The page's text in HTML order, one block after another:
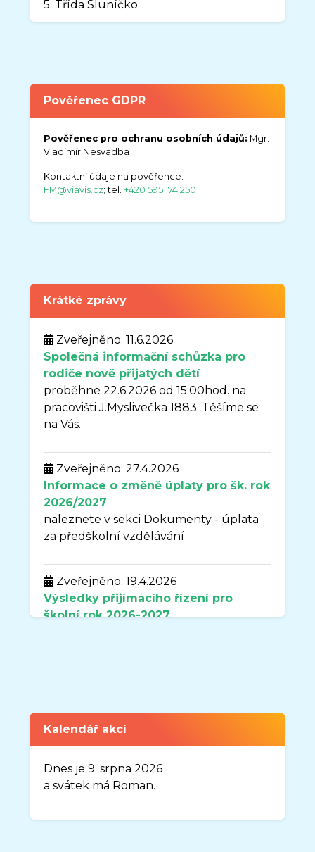
5. Třída Sluníčko
Pověřenec GDPR
Pověřenec pro ochranu osobních údajů: Mgr.
Vladimír Nesvadba
Kontaktní údaje na pověřence:
FM@viavis.cz; tel.+420 595 174 250
Krátké zprávy
Zveřejněno: 11.6.2026
Společná informační schůzka pro
rodiče nově přijatých dětí
proběhne 22.6.2026 od 15:00hod. na
pracovišti J.Myslivečka 1883. Těšíme se
na Vás.
Zveřejněno: 27.4.2026
Informace o změně úplaty pro šk. rok
2026/2027
naleznete v sekci Dokumenty - úplata
za předškolní vzdělávání
Zveřejněno: 19.4.2026
Výsledky přijímacího řízení pro
školní rok2026-2027
době od 3.8.2026-31.8.2026
Vážení rodiče,
oznamuji Vám, že organizace MŠ
Sluníčko, Frýdek-Místek, Josefa
Myslivečka 1883, bude uzavřena v
Nový školní rok2026-2027bude
Kalendář akcí
Dnes je 9. srpna 2026
a svátek má Roman.